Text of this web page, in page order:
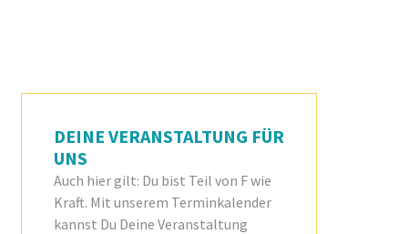
DEINE VERANSTALTUNG FÜR
UNS
Auch hier gilt: Du bist Teil von F wie
Kraft. Mit unserem Terminkalender
kannst Du Deine Veranstaltung